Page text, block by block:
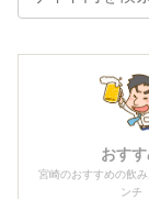
おす
宮崎のおすすめの飲
ンチ